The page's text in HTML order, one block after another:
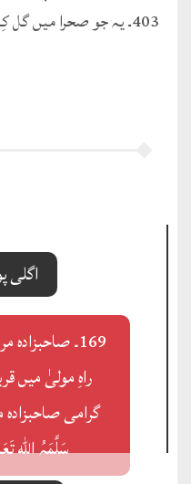
403۔ یہ جو صحرا میں گل کِھلے ہیں میاں
اگلی
169۔
راہِ مولیٰ میں
گرامی
سَلَّمَہُ ﷲ